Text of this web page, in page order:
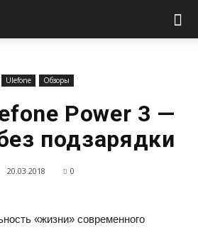
Ulefone Обзоры
Power 3 —
подзарядки
20.03.2018 0
«жизни» современного